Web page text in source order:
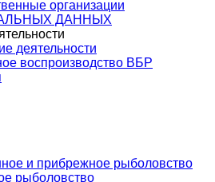
организации
ДАННЫХ
деятельности
воспроизводство ВБР
и прибрежное рыболовство
рыболовство